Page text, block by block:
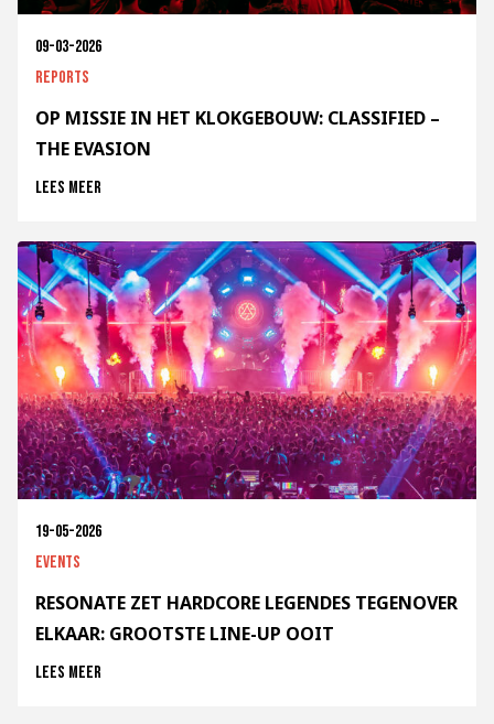
09-03-2026
Reports
OP MISSIE IN HET KLOKGEBOUW: CLASSIFIED –
THE EVASION
Lees meer
19-05-2026
Events
RESONATE ZET HARDCORE LEGENDES TEGENOVER
ELKAAR: GROOTSTE LINE-UP OOIT
Lees meer